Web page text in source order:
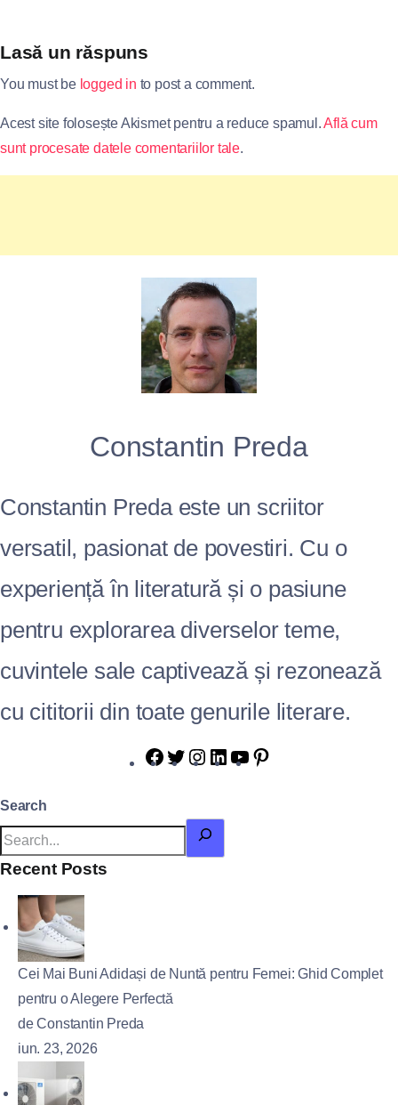
Lasă un răspuns
You must be logged in to post a comment.
Acest site folosește Akismet pentru a reduce spamul.Află cum
sunt procesate datele comentariilor tale.
Constantin Preda
Constantin Preda este un scriitor
versatil, pasionat de povestiri. Cu o
experiență în literatură și o pasiune
pentru explorarea diverselor teme,
cuvintele sale captivează și rezonează
cu cititorii din toate genurile literare.
Search
Recent Posts
Cei Mai Buni Adidași de Nuntă pentru Femei: Ghid Complet
pentru o Alegere Perfectă
de Constantin Preda
iun. 23, 2026